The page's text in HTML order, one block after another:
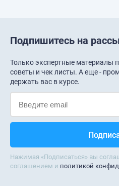
Подпишитесь на
Только экспертные материалы
советы и чек листы. А еще -
держать вас в курсе.
Нажимая «Подписаться» вы
соглашением и политикой